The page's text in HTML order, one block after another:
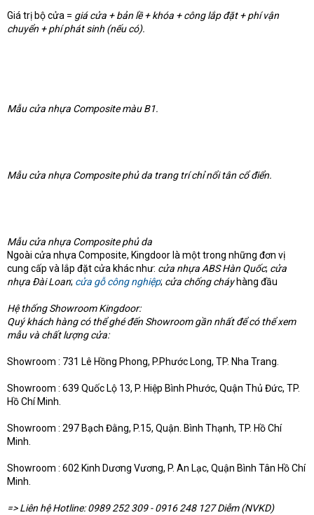
Giá trị bộ cửa = giá cửa + bản lề + khóa + công lắp đặt + phí vận
chuyển + phí phát sinh (nếu có).
Mẫu cửa nhựa Composite màu B1.
Mẫu cửa nhựa Composite phủ da trang trí chỉ nổi tân cổ điển.
Mẫu cửa nhựa Composite phủ da
Ngoài cửa nhựa Composite, Kingdoor là một trong những đơn vị
cung cấp và lắp đặt cửa khác như: cửa nhựa ABS Hàn Quốc; cửa
nhựa Đài Loan; cửa gỗ công nghiệp; cửa chống cháyhàng đầu
Hệ thống Showroom Kingdoor:
Quý khách hàng có thể ghé đến Showroom gần nhất để có thể xem
mẫu và chất lượng cửa:
Showroom : 731 Lê Hồng Phong, P.Phước Long, TP. Nha Trang.
Showroom : 639 Quốc Lộ 13, P. Hiệp Bình Phước, Quận Thủ Đức, TP.
Hồ Chí Minh.
Showroom : 297 Bạch Đằng, P.15, Quận. Bình Thạnh, TP. Hồ Chí
Minh.
Showroom : 602 Kinh Dương Vương, P. An Lạc, Quận Bình Tân Hồ Chí
Minh.
=> Liên hệ Hotline: 0989 252 309 - 0916 248 127 Diễm (NVKD)